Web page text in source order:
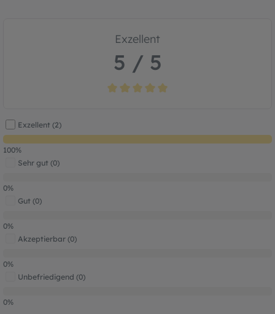
Exzellent
5 / 5
Exzellent (2)
100%
Sehr gut (0)
0%
Gut (0)
0%
Akzeptierbar (0)
0%
Unbefriedigend (0)
0%